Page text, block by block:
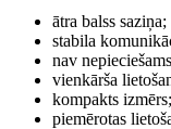
ātra balss saziņa;
stabila
nav
vienkārša
kompakts izmērs;
piemērotas